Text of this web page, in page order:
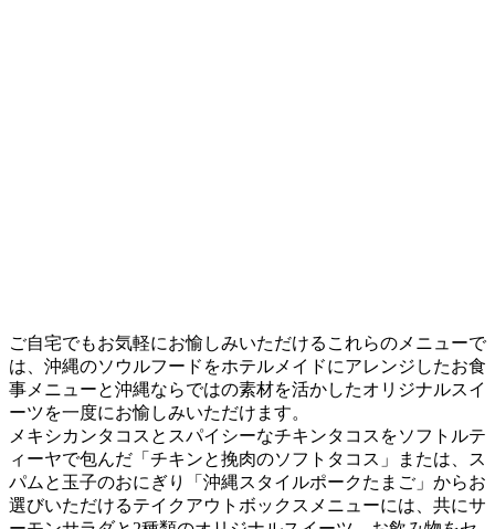
ご自宅でもお気軽にお愉しみいただけるこれらのメニューで
は、沖縄のソウルフードをホテルメイドにアレンジしたお食
事メニューと沖縄ならではの素材を活かしたオリジナルスイ
ーツを一度にお愉しみいただけます。
メキシカンタコスとスパイシーなチキンタコスをソフトルテ
ィーヤで包んだ「チキンと挽肉のソフトタコス」または、ス
パムと玉子のおにぎり「沖縄スタイルポークたまご」からお
選びいただけるテイクアウトボックスメニューには、共にサ